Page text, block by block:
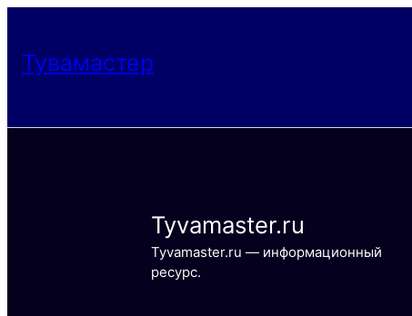
Тувамастер
Tyvamaster.ru
Tyvamaster.ru — информационный
ресурс.